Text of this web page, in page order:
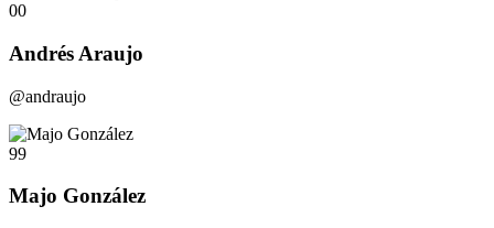
00
Andrés Araujo
@andraujo
99
Majo González